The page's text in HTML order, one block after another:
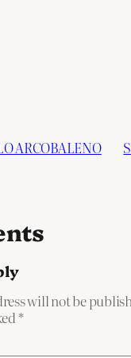
ARCOBALENO
will not be
*